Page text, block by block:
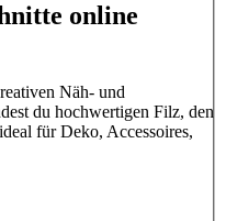
online
Näh‑ und
du hochwertigen Filz, den
für Deko, Accessoires,